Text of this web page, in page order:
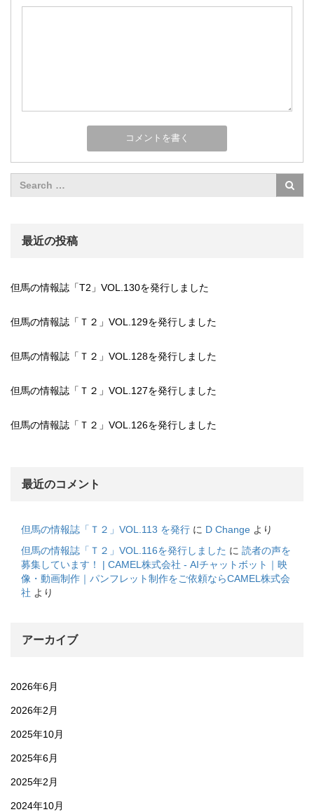
最近の投稿
但馬の情報誌「T2」VOL.130を発行しました
但馬の情報誌「Ｔ２」VOL.129を発行しました
但馬の情報誌「Ｔ２」VOL.128を発行しました
但馬の情報誌「Ｔ２」VOL.127を発行しました
但馬の情報誌「Ｔ２」VOL.126を発行しました
最近のコメント
但馬の情報誌「Ｔ２」VOL.113 を発行 に D Change より
但馬の情報誌「Ｔ２」VOL.116を発行しました に 読者の声を
募集しています！ | CAMEL株式会社 - AIチャットボット｜映
像・動画制作｜パンフレット制作をご依頼ならCAMEL株式会
社 より
アーカイブ
2026年6月
2026年2月
2025年10月
2025年6月
2025年2月
2024年10月